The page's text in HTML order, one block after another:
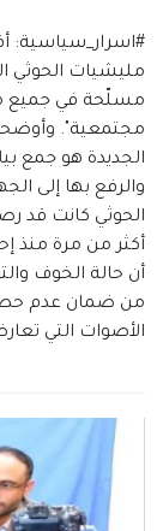
#اسرار_سياسية:
مليشيات الحوثي
مسلّحة في جميع
مجتمعية".
الجديدة هو جمع
والرفع بها إلى
الحوثي كانت قد
أن حالة الخوف
من ضمان عدم
الأصوات التي